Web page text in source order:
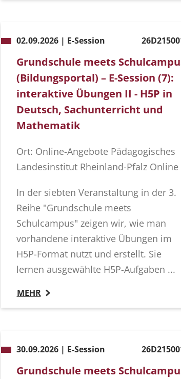
02.09.2026 | E-Session
Grundschule meets
(Bildungsportal) – E-Session (7):
interaktive Übungen II - H5P in
Deutsch, Sachunterricht und
Mathematik
Ort: Online-Angebote Pädagogisches
Landesinstitut Rheinland-Pfalz Online
In der siebten Veranstaltung in der 3.
Reihe "Grundschule meets
Schulcampus" zeigen wir, wie man
vorhandene interaktive Übungen im
H5P-Format nutzt und erstellt. Sie
lernen ausgewählte H5P-Aufgaben ...
MEHR
30.09.2026 | E-Session
Grundschule meets